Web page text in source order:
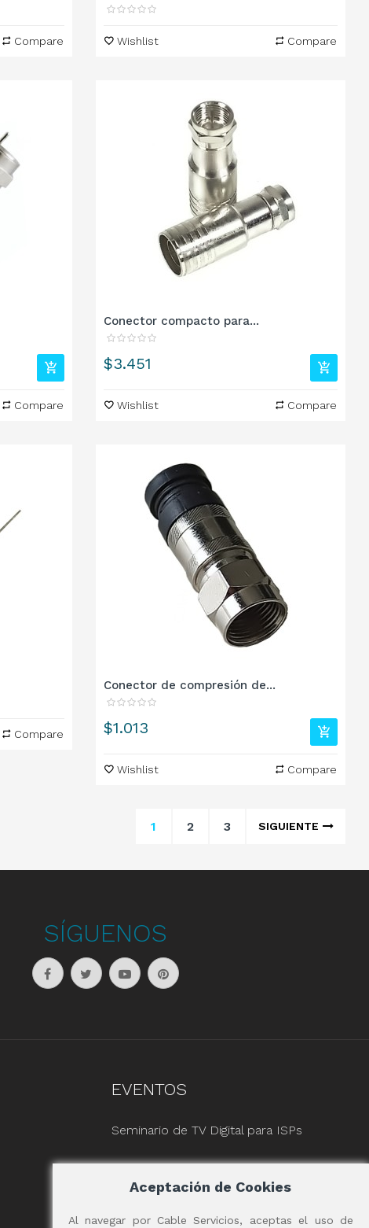
Compare Wishlist Compare
Compare
Conector compacto para...
Precio
$3.451
Wishlist Compare
Compare
Conector de compresión de...
Precio
$1.013
Wishlist Compare
1 2 3 SIGUIENTE
SÍGUENOS
EVENTOS
Seminario de TV Digital para ISPs
Aceptación de Cookies
Al navegar por Cable Servicios, aceptas el uso de